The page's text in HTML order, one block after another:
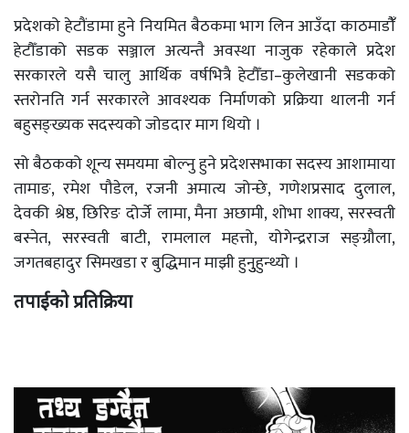
प्रदेशको हेटौंडामा हुने नियमित बैठकमा भाग लिन आउँदा काठमाडौंँ
हेटौँडाको सडक सञ्जाल अत्यन्तै अवस्था नाजुक रहेकाले प्रदेश
सरकारले यसै चालु आर्थिक वर्षभित्रै हेटौँडा–कुलेखानी सडकको
स्तरोनति गर्न सरकारले आवश्यक निर्माणको प्रक्रिया थालनी गर्न
बहुसङ्ख्यक सदस्यको जोडदार माग थियो ।
सो बैठकको शून्य समयमा बोल्नु हुने प्रदेशसभाका सदस्य आशामाया
तामाङ, रमेश पौडेल, रजनी अमात्य जोन्छे, गणेशप्रसाद दुलाल,
देवकी श्रेष्ठ, छिरिङ दोर्जे लामा, मैना अछामी, शोभा शाक्य, सरस्वती
बस्नेत, सरस्वती बाटी, रामलाल महत्तो, योगेन्द्रराज सङ्ग्रौला,
जगतबहादुर सिमखडा र बुद्धिमान माझी हुनुुहुन्थ्यो ।
तपाईको प्रतिक्रिया